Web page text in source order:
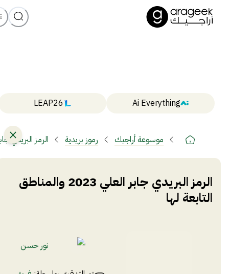
Ai Everything
LEAP26
موسوعة أراجيك رموز بريدية الرمز البريدي جابر العلي 2023
الرمز البريدي جابر العلي 2023 والمناطق
التابعة لها
نور حسن